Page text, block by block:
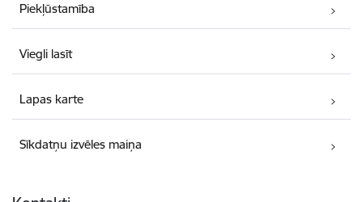
Piekļūstamība
Viegli lasīt
Lapas karte
Sīkdatņu izvēles maiņa